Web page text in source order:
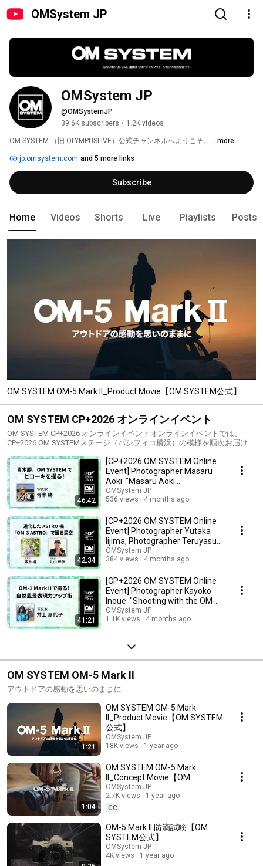
OMSystem JP
OMSystem JP
@OMSystemJP
39.6K subscribers • 1.2K videos
OM SYSTEM （旧 OLYMPUSLIVE）公式チャンネルへようこそ。 ...more
jp.omsystem.com and 5 more links
Subscribe
Home Videos Shorts Live Playlists Posts
OM SYSTEM OM-5 Mark II_Product Movie【OM SYSTEM公式】
OM SYSTEM CP+2026 オンラインイベント
OM SYSTEM CP+2026 オンラインイベントオンラインイベントでは、
CP+2026 OM SYSTEMステージ（パシフィコ横浜）の模様を順次お届けす
ツを配信します。※こちらのチャンネルではCP+2026 会場特設ステージ
は配信されません。https://jp.omsystem.com/event/cpplus2026YouTube
公式チャンネル「OMSystem JP 」では、OMデジタルソリューションズ
が開催する各種イベント中継や、写真家による写真講座などをインター
ネット動画で配信します。ぜひ、チャンネルのご登録をお願いします。
46:42
[CP+2026 OM SYSTEM Online
Event] Photographer Masaru
Aoki: "Masaru Aoki
Photographs Airplanes wit...
OMSystem JP
536 views
4 months ago
42:34
[CP+2026 OM SYSTEM Online
Event] Photographer Yutaka
Iijima, Photographer Teruyasu
Kitayama: "Cap...
OMSystem JP
384 views
4 months ago
41:21
[CP+2026 OM SYSTEM Online
Event] Photographer Kayoko
Inoue: "Shooting with the OM-1
Mark II! Tech...
OMSystem JP
1.1K views
4 months ago
OM SYSTEM OM-5 Mark II
アウトドアの感動を思いのままに
1:21
OM SYSTEM OM-5 Mark
II_Product Movie【OM SYSTEM
公式】
OMSystem JP
18K views
1 year ago
1:04
OM SYSTEM OM-5 Mark
II_Concept Movie【OM
SYSTEM公式】
OMSystem JP
2.7K views
1 year ago
CC
OM-5 Mark II 防滴試験【OM
SYSTEM公式】
OMSystem JP
4K views
1 year ago